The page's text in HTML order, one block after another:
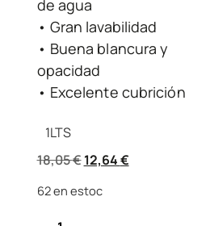
de agua
• Gran lavabilidad
• Buena blancura y
opacidad
• Excelente cubrición
1LTS
18,05€ 12,64€
62 en estoc